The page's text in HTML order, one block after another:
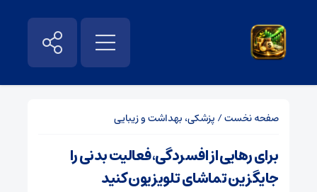
صفحه نخست/ پزشکی، بهداشت و زیبایی
برای رهایی از افسردگی، فعالیت بدنی را
جایگزین تماشای تلویزیون کنید